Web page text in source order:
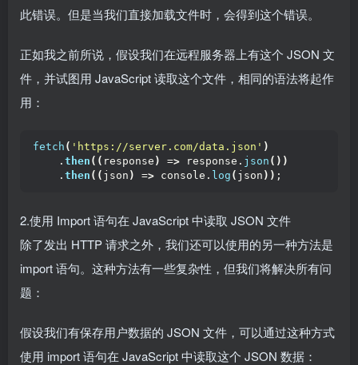
此错误。但是当我们直接加载文件时，会得到这个错误。
正如我之前所说，假设我们在远程服务器上有这个 JSON 文
件，并试图用 JavaScript 读取这个文件，相同的语法将起作
用：
fetch ( 'https://server.com/data.json' )
    .
then (( response ) => response. json ())
    .
then (( json ) => console. log ( json )) ;
2.使用 Import 语句在 JavaScript 中读取 JSON 文件
除了发出 HTTP 请求之外，我们还可以使用的另一种方法是
import 语句。这种方法有一些复杂性，但我们将解决所有问
题：
假设我们有保存用户数据的 JSON 文件，可以通过这种方式
使用 import 语句在 JavaScript 中读取这个 JSON 数据：